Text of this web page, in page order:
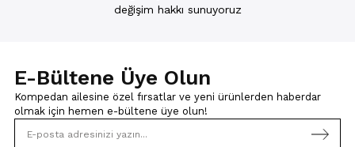
değişim hakkı sunuyoruz
E-Bültene Üye Olun
Kompedan ailesine özel fırsatlar ve yeni ürünlerden haberdar
olmak için hemen e-bültene üye olun!